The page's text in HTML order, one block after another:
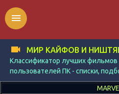
МИР КАЙФОВ И
Классификатор лучших фильмов
пользователей ПК - списки,
menu